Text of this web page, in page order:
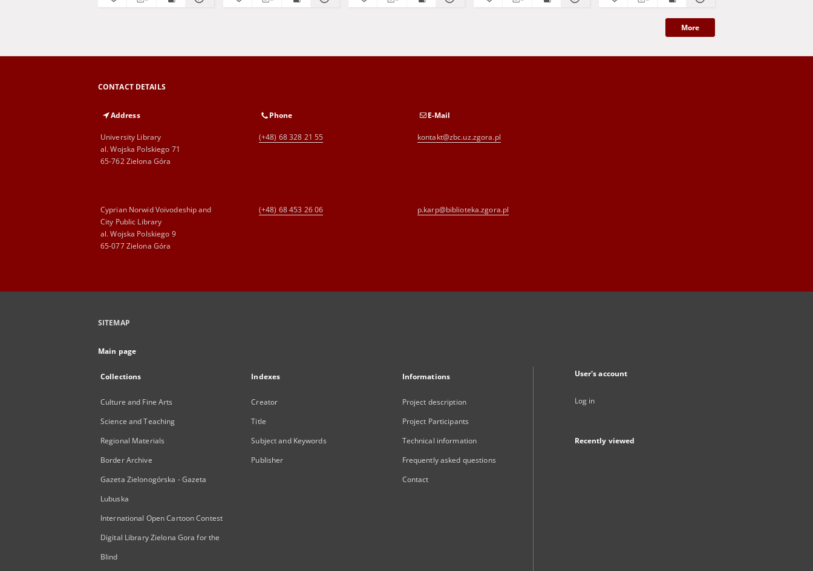
More
CONTACT DETAILS
Address
University Library
al. Wojska Polskiego 71
65-762 Zielona Góra
Phone
(+48) 68 328 21 55
E-Mail
kontakt@zbc.uz.zgora.pl
Cyprian Norwid Voivodeship and
City Public Library
al. Wojska Polskiego 9
65-077 Zielona Góra
(+48) 68 453 26 06 p.karp@biblioteka.zgora.pl
SITEMAP
Main page
Collections
Culture and Fine Arts
Science and Teaching
Regional Materials
Border Archive
Gazeta Zielonogórska - Gazeta
Lubuska
International Open Cartoon Contest
Digital Library Zielona Gora for the
Blind
Indexes
Creator
Title
Subject and Keywords
Publisher
Informations
Project description
Project Participants
Technical information
Frequently asked questions
Contact
User's account
Log in
Recently viewed